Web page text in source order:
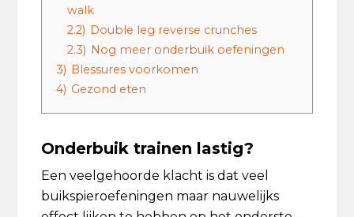
walk
2.2) Double leg reverse crunches
2.3) Nog meer onderbuik oefeningen
3) Blessures voorkomen
4) Gezond eten
Onderbuik trainen lastig?
Een veelgehoorde klacht is dat veel
buikspieroefeningen maar nauwelijks